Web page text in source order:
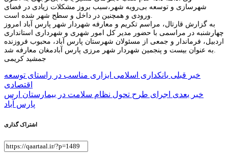
شهرسازی و توسعه بی‌رویه شهر،سبب بروز مشکلات زیادی در فضای
به گزارش قارتال، مراسم تکریم و معارفه شهردار شهر پارس آباد امروز
چهارشنبه در مراسمی با حضور مدیر کل امور شهری و شهرداری استانداری
اردبیل، فرماندار و جمعی از مسئولان شهرستان پارس آباد، محبوب فروزنده
جمشید کریمی
راهبری
نوشته
خبر قبلی بانکداری اسلامی ابزاری مناسب در راستای توسعه
اقتصادی
خبر بعدی اجرای طرح تحول نظام سلامت در بیمارستان ارس
پارس آباد
اشتراک گذاری